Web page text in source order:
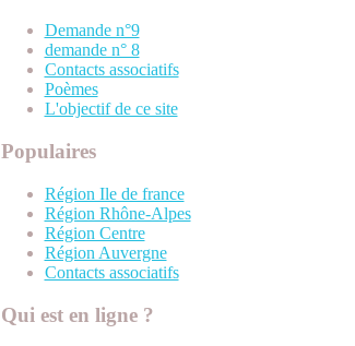
Demande n°9
demande n° 8
Contacts associatifs
Poèmes
L'objectif de ce site
Populaires
Région Ile de france
Région Rhône-Alpes
Région Centre
Région Auvergne
Contacts associatifs
Qui est en ligne ?